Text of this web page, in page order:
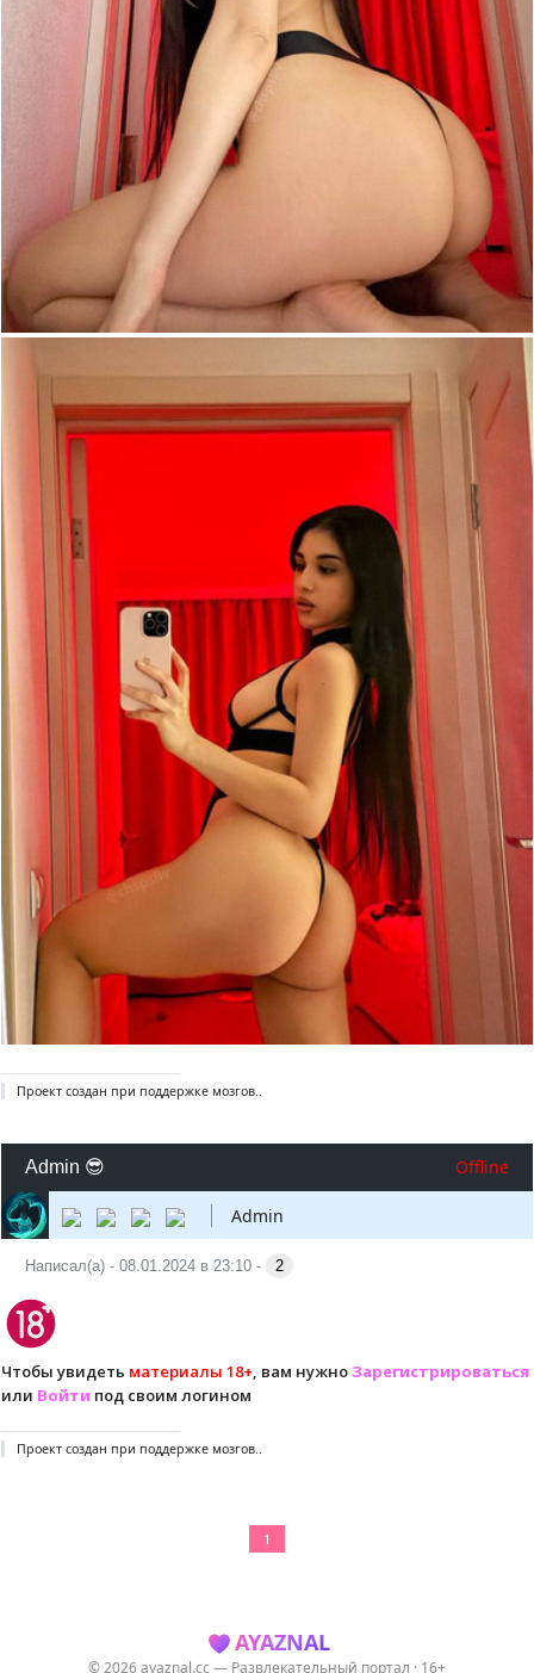
Проект создан при поддержке мозгов..
Admin 😎 Offline
Admin
Написал(а) - 08.01.2024 в 23:10 - 2
Чтобы увидеть материалы 18+, вам нужно Зарегистрироваться
или Войти под своим логином
Проект создан при поддержке мозгов..
1
AYAZNAL
© 2026 ayaznal.cc — Развлекательный портал · 16+